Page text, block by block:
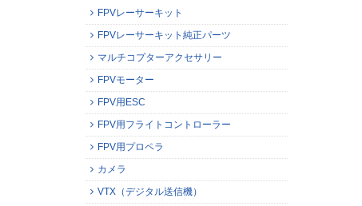
FPVレーサーキット
FPVレーサーキット純正パーツ
マルチコプターアクセサリー
FPVモーター
FPV用ESC
FPV用フライトコントローラー
FPV用プロペラ
カメラ
VTX（デジタル送信機）